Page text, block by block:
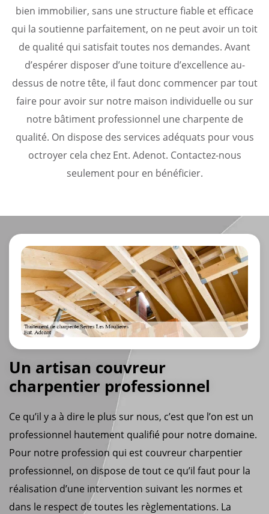
bien immobilier, sans une structure fiable et efficace
qui la soutienne parfaitement, on ne peut avoir un toit
de qualité qui satisfait toutes nos demandes. Avant
d’espérer disposer d’une toiture d’excellence au-
dessus de notre tête, il faut donc commencer par tout
faire pour avoir sur notre maison individuelle ou sur
notre bâtiment professionnel une charpente de
qualité. On dispose des services adéquats pour vous
octroyer cela chez Ent. Adenot. Contactez-nous
seulement pour en bénéficier.
Un artisan couvreur
charpentier professionnel
Ce qu’il y a à dire le plus sur nous, c’est que l’on est un
professionnel hautement qualifié pour notre domaine.
Pour notre profession qui est couvreur charpentier
professionnel, on dispose de tout ce qu’il faut pour la
réalisation d’une intervention suivant les normes et
dans le respect de toutes les règlementations. La